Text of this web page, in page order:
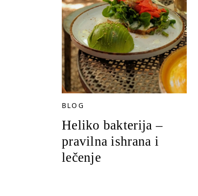
BLOG
Heliko bakterija –
pravilna ishrana i
lečenje